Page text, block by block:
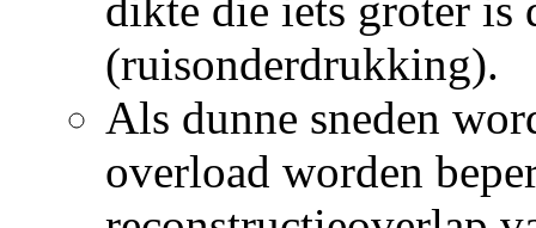
dikte die iets groter is
(ruisonderdrukking).
Als dunne sneden
overload worden